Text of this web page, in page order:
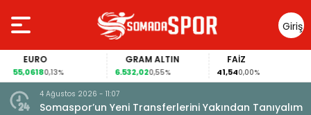
Giriş
Yap
EURO
55,06180,13%
GRAM ALTIN
6.532,020,55%
FAİZ
41,540,00%
4 Ağustos 2026 - 11:07
Somaspor’un Yeni Transferlerini Yakından Tanıyalım